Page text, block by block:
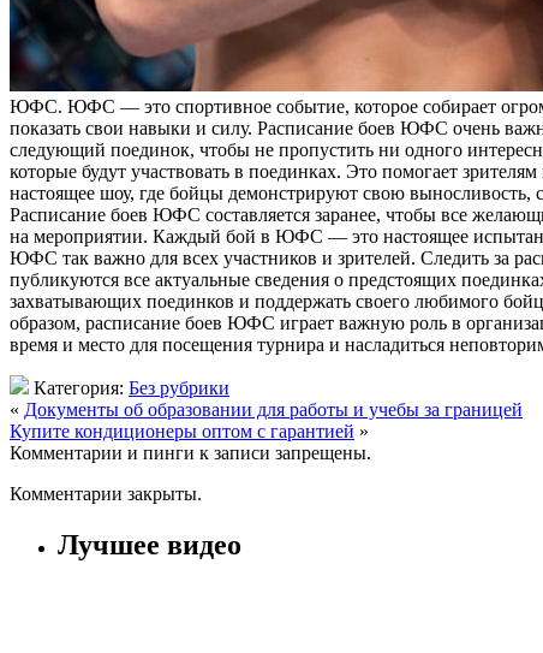
ЮФС. ЮФС — этo спортивное событие, которое собирает
показать свои навыки и силу. Расписание боев ЮФС очень
следующий поединок, чтобы не пропустить ни одного
которые будут участвовать в поединках. Это помогает
настоящее шоу, где бойцы демонстрируют свою выносливость,
Расписание боев ЮФС составляется заранее, чтобы все
на мероприятии. Каждый бой в ЮФС — это настоящее
ЮФС так важно для всех участников и зрителей. Следить за
публикуются все актуальные сведения о предстоящих
захватывающих поединков и поддержать своего любимого
образом, расписание боев ЮФС играет важную роль в
время и место для посещения турнира и насладиться
Категория: Без рубрики
« Документы об образовании для работы и учебы за границей
Купите кондиционеры оптом с гарантией »
Комментарии и пинги к записи запрещены.
Комментарии закрыты.
Лучшее видео